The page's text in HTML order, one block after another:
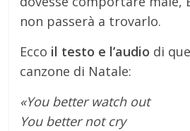
non passerà a trovarlo.
Ecco il testo e l’audio di
canzone di Natale:
«You better watch out
You better not cry